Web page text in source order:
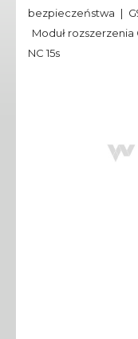
bezpieczeństwa
Moduł rozszerzenia
NC 15s